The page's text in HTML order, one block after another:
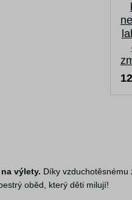
výlety. Díky
oběd, který děti milují!